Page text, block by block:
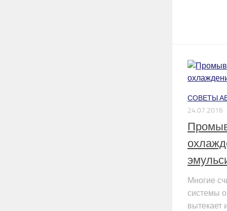
СОВЕТЫ
24.07.2016
Многие
системы
вытекает